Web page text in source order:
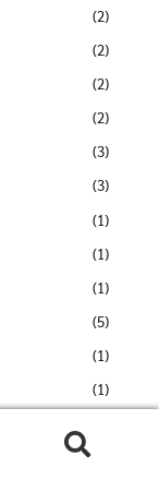
(2)
(2)
(2)
(2)
(3)
(3)
(1)
(1)
(1)
(5)
(1)
(1)